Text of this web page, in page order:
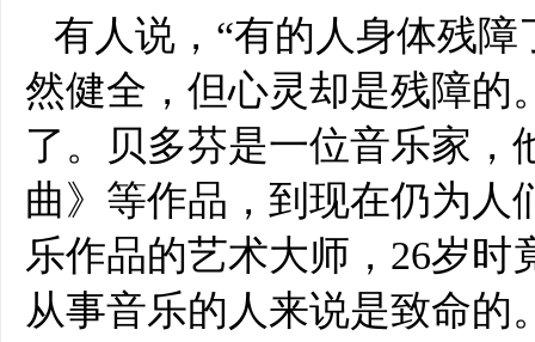
有人说，“有的人身体残
然健全，但心灵却是残障的
了。贝多芬是一位音乐家，
曲》等作品，到现在仍为人
乐作品的艺术大师，26岁
从事音乐的人来说是致命的